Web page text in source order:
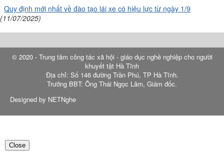
Quy định mới nhất về đào tạo lái xe có hiệu lực từ ngày 1/9
(11/07/2025)
© 2020 - Trung tâm công tác xã hội - giáo dục nghề nghiệp cho người
khuyết tật Hà Tĩnh
Địa chỉ: Số 146 đường Trần Phú, TP Hà Tĩnh.
Trưởng BBT: Ông Thái Ngọc Lâm, Giám đốc.
Designed by NETNghe
Close